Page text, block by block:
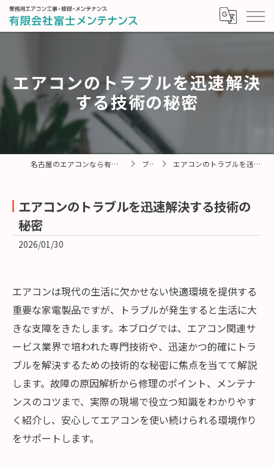
エアコンのトラブルを迅速解決
する技術の秘密
名古屋のエアコンなら有限会社富士メンテナンス ブログ エアコンのトラブルを迅速解決する技術の秘密
エアコンのトラブルを迅速解決する技術の
秘密
2026/01/30
エアコンは現代の生活に欠かせない快適環境を提供する
重要な家電製品ですが、トラブルが発生すると生活に大
きな支障をきたします。本ブログでは、エアコン関連サ
ービス業界で培われた専門技術や、迅速かつ的確にトラ
ブルを解決するための技術的な秘密に焦点を当てて解説
します。故障の原因解析から修理のポイント、メンテナ
ンスのコツまで、実際の現場で役立つ知識をわかりやす
く紹介し、安心してエアコンを使い続けられる環境作り
をサポートします。